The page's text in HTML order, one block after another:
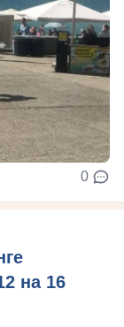
0
на 16